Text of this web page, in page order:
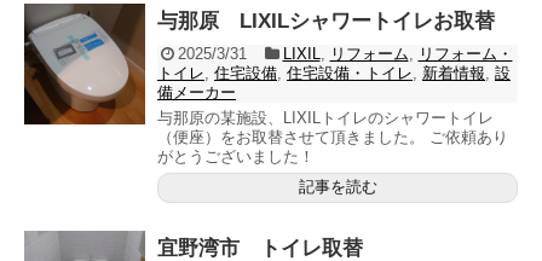
与那原 LIXILシャワートイレお取替
2025/3/31 LIXIL, リフォーム, リフォーム・
トイレ, 住宅設備, 住宅設備・トイレ, 新着情報, 設
備メーカー
与那原の某施設、LIXILトイレのシャワートイレ
（便座）をお取替させて頂きました。 ご依頼あり
がとうございました！
記事を読む
宜野湾市 トイレ取替